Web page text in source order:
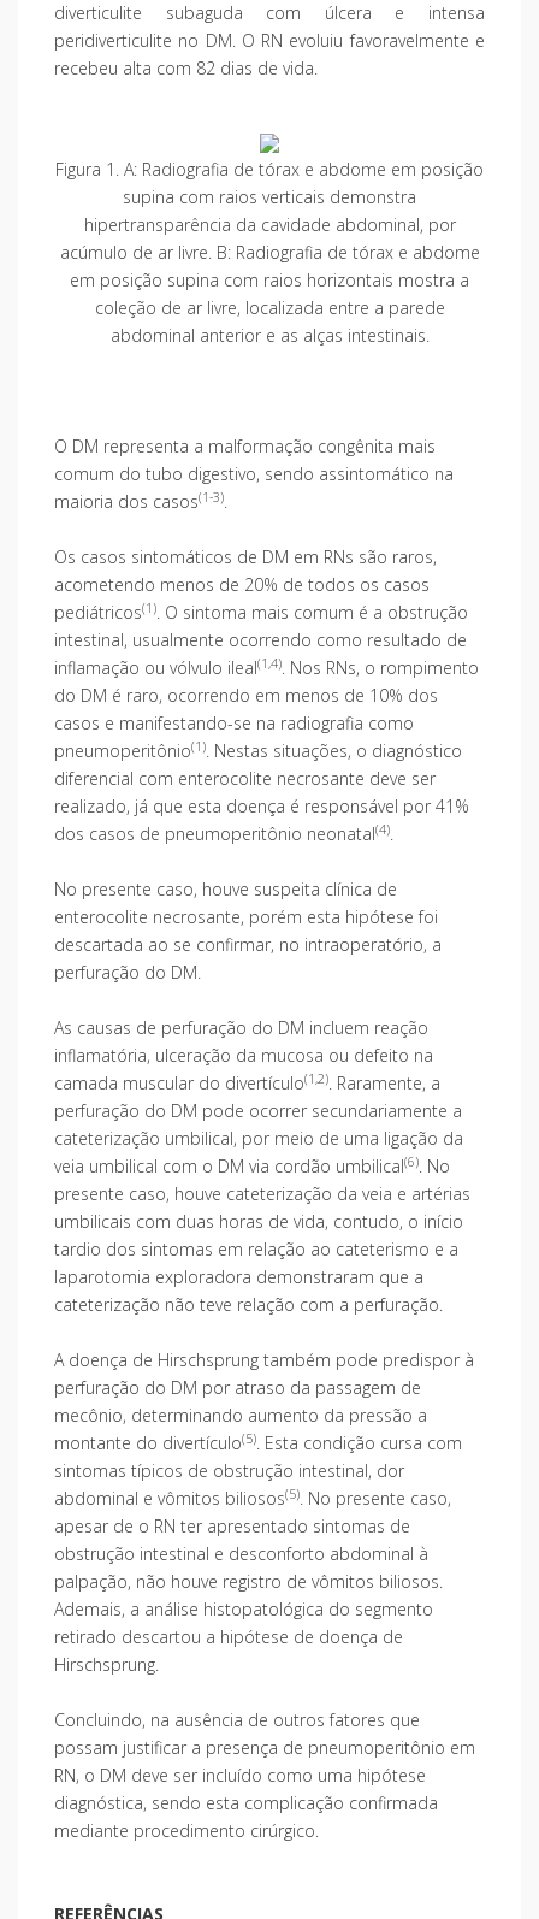
diverticulite subaguda com úlcera e intensa
peridiverticulite no DM. O RN evoluiu favoravelmente e
recebeu alta com 82 dias de vida.
Figura 1. A: Radiografia de tórax e abdome em posição
supina com raios verticais demonstra
hipertransparência da cavidade abdominal, por
acúmulo de ar livre. B: Radiografia de tórax e abdome
em posição supina com raios horizontais mostra a
coleção de ar livre, localizada entre a parede
abdominal anterior e as alças intestinais.
O DM representa a malformação congênita mais
comum do tubo digestivo, sendo assintomático na
maioria dos casos(1-3).
Os casos sintomáticos de DM em RNs são raros,
acometendo menos de 20% de todos os casos
pediátricos(1). O sintoma mais comum é a obstrução
intestinal, usualmente ocorrendo como resultado de
inflamação ou vólvulo ileal(1,4). Nos RNs, o rompimento
do DM é raro, ocorrendo em menos de 10% dos
casos e manifestando-se na radiografia como
pneumoperitônio(1). Nestas situações, o diagnóstico
diferencial com enterocolite necrosante deve ser
realizado, já que esta doença é responsável por 41%
dos casos de pneumoperitônio neonatal(4).
No presente caso, houve suspeita clínica de
enterocolite necrosante, porém esta hipótese foi
descartada ao se confirmar, no intraoperatório, a
perfuração do DM.
As causas de perfuração do DM incluem reação
inflamatória, ulceração da mucosa ou defeito na
camada muscular do divertículo(1,2). Raramente, a
perfuração do DM pode ocorrer secundariamente a
cateterização umbilical, por meio de uma ligação da
veia umbilical com o DM via cordão umbilical(6). No
presente caso, houve cateterização da veia e artérias
umbilicais com duas horas de vida, contudo, o início
tardio dos sintomas em relação ao cateterismo e a
laparotomia exploradora demonstraram que a
cateterização não teve relação com a perfuração.
A doença de Hirschsprung também pode predispor à
perfuração do DM por atraso da passagem de
mecônio, determinando aumento da pressão a
montante do divertículo(5). Esta condição cursa com
sintomas típicos de obstrução intestinal, dor
abdominal e vômitos biliosos(5). No presente caso,
apesar de o RN ter apresentado sintomas de
obstrução intestinal e desconforto abdominal à
palpação, não houve registro de vômitos biliosos.
Ademais, a análise histopatológica do segmento
retirado descartou a hipótese de doença de
Hirschsprung.
Concluindo, na ausência de outros fatores que
possam justificar a presença de pneumoperitônio em
RN, o DM deve ser incluído como uma hipótese
diagnóstica, sendo esta complicação confirmada
mediante procedimento cirúrgico.
REFERÊNCIAS